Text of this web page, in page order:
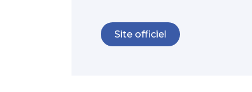
Site officiel